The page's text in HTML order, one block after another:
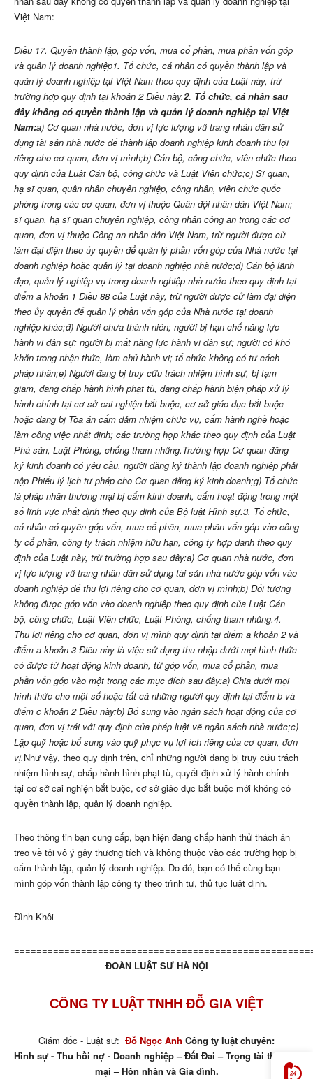
Việt Nam:
Điều 17. Quyền thành lập, góp vốn, mua cổ phần, mua phần vốn góp
và quản lý doanh nghiệp1. Tổ chức, cá nhân có quyền thành lập và
quản lý doanh nghiệp tại Việt Nam theo quy định của Luật này, trừ
trường hợp quy định tại khoản 2 Điều này.2. Tổ chức, cá nhân sau
đây không có quyền thành lập và quản lý doanh nghiệp tại Việt
Nam:a) Cơ quan nhà nước, đơn vị lực lượng vũ trang nhân dân sử
dụng tài sản nhà nước để thành lập doanh nghiệp kinh doanh thu lợi
riêng cho cơ quan, đơn vị mình;b) Cán bộ, công chức, viên chức theo
quy định của Luật Cán bộ, công chức và Luật Viên chức;c) Sĩ quan,
hạ sĩ quan, quân nhân chuyên nghiệp, công nhân, viên chức quốc
phòng trong các cơ quan, đơn vị thuộc Quân đội nhân dân Việt Nam;
sĩ quan, hạ sĩ quan chuyên nghiệp, công nhân công an trong các cơ
quan, đơn vị thuộc Công an nhân dân Việt Nam, trừ người được cử
làm đại diện theo ủy quyền để quản lý phần vốn góp của Nhà nước tại
doanh nghiệp hoặc quản lý tại doanh nghiệp nhà nước;d) Cán bộ lãnh
đạo, quản lý nghiệp vụ trong doanh nghiệp nhà nước theo quy định tại
điểm a khoản 1 Điều 88 của Luật này, trừ người được cử làm đại diện
theo ủy quyền để quản lý phần vốn góp của Nhà nước tại doanh
nghiệp khác;đ) Người chưa thành niên; người bị hạn chế năng lực
hành vi dân sự; người bị mất năng lực hành vi dân sự; người có khó
khăn trong nhận thức, làm chủ hành vi; tổ chức không có tư cách
pháp nhân;e) Người đang bị truy cứu trách nhiệm hình sự, bị tạm
giam, đang chấp hành hình phạt tù, đang chấp hành biện pháp xử lý
hành chính tại cơ sở cai nghiện bắt buộc, cơ sở giáo dục bắt buộc
hoặc đang bị Tòa án cấm đảm nhiệm chức vụ, cấm hành nghề hoặc
làm công việc nhất định; các trường hợp khác theo quy định của Luật
Phá sản, Luật Phòng, chống tham nhũng.Trường hợp Cơ quan đăng
ký kinh doanh có yêu cầu, người đăng ký thành lập doanh nghiệp phải
nộp Phiếu lý lịch tư pháp cho Cơ quan đăng ký kinh doanh;g) Tổ chức
là pháp nhân thương mại bị cấm kinh doanh, cấm hoạt động trong một
số lĩnh vực nhất định theo quy định của Bộ luật Hình sự.3. Tổ chức,
cá nhân có quyền góp vốn, mua cổ phần, mua phần vốn góp vào công
ty cổ phần, công ty trách nhiệm hữu hạn, công ty hợp danh theo quy
định của Luật này, trừ trường hợp sau đây:a) Cơ quan nhà nước, đơn
vị lực lượng vũ trang nhân dân sử dụng tài sản nhà nước góp vốn vào
doanh nghiệp để thu lợi riêng cho cơ quan, đơn vị mình;b) Đối tượng
không được góp vốn vào doanh nghiệp theo quy định của Luật Cán
bộ, công chức, Luật Viên chức, Luật Phòng, chống tham nhũng.4.
Thu lợi riêng cho cơ quan, đơn vị mình quy định tại điểm a khoản 2 và
điểm a khoản 3 Điều này là việc sử dụng thu nhập dưới mọi hình thức
có được từ hoạt động kinh doanh, từ góp vốn, mua cổ phần, mua
phần vốn góp vào một trong các mục đích sau đây:a) Chia dưới mọi
hình thức cho một số hoặc tất cả những người quy định tại điểm b và
điểm c khoản 2 Điều này;b) Bổ sung vào ngân sách hoạt động của cơ
quan, đơn vị trái với quy định của pháp luật về ngân sách nhà nước;c)
Lập quỹ hoặc bổ sung vào quỹ phục vụ lợi ích riêng của cơ quan, đơn
vị.Như vậy, theo quy định trên, chỉ những người đang bị truy cứu trách
nhiệm hình sự, chấp hành hình phạt tù, quyết định xử lý hành chính
tại cơ sở cai nghiện bắt buộc, cơ sở giáo dục bắt buộc mới không có
quyền thành lập, quản lý doanh nghiệp.
Theo thông tin bạn cung cấp, bạn hiện đang chấp hành thử thách án
treo về tội vô ý gây thương tích và không thuộc vào các trường hợp bị
cấm thành lập, quản lý doanh nghiệp. Do đó, bạn có thể cùng bạn
mình góp vốn thành lập công ty theo trình tự, thủ tục luật định.
Đình Khôi
ĐOÀN LUẬT SƯ HÀ NỘI
CÔNG TY LUẬT TNHH ĐỖ GIA VIỆT
Giám đốc - Luật sư: Đỗ Ngọc Anh Công ty luật chuyên:
Hình sự - Thu hồi nợ - Doanh nghiệp – Đất Đai – Trọng tài thương
mại – Hôn nhân và Gia đình.